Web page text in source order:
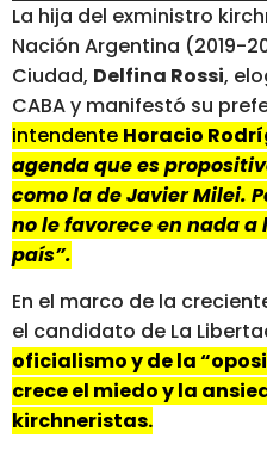
La hija del exministro
Nación Argentina (2019-
Ciudad, Delfina Rossi,
CABA y manifestó su
intendente Horacio
agenda que es
como la de Javier Milei.
no le favorece en nada
país”.
En el marco de la
el candidato de La
oficialismo y de la
crece el miedo y la
kirchneristas.